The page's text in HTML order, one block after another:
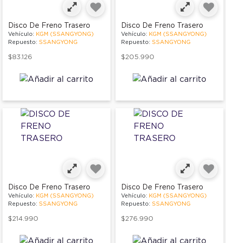
Disco De Freno Trasero
Vehículo: KGM (SSANGYONG)
Repuesto: SSANGYONG
$83.126
Disco De Freno Trasero
Vehículo: KGM (SSANGYONG)
Repuesto: SSANGYONG
$205.990
Disco De Freno Trasero
Vehículo: KGM (SSANGYONG)
Repuesto: SSANGYONG
$214.990
Disco De Freno Trasero
Vehículo: KGM (SSANGYONG)
Repuesto: SSANGYONG
$276.990